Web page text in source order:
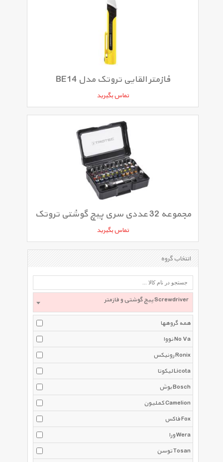
فازمتر القایی تروتک مدل BE14
تماس بگیرید
مجموعه 32 عددی سری پیچ گوشتی تروتک
تماس بگیرید
انتخاب گروه
پیچ گوشتی و فازمتر Screwdriver
همه گروهها
نووا No Va
رونیکس Ronix
لیکوتا Licota
بوش Bosch
کملیون Camelion
فاکس Fox
ورا Wera
توسن Tosan